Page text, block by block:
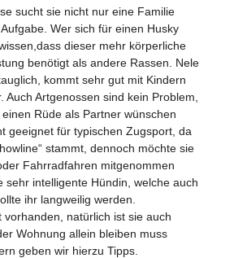
sucht sie nicht nur eine Familie
Wer sich für einen Husky
dieser mehr körperliche
benötigt als andere Rassen. Nele
kommt sehr gut mit Kindern
. Auch Artgenossen sind kein Problem,
Rüde als Partner wünschen
geeignet für typischen Zugsport, da
stammt, dennoch möchte sie
Fahrradfahren mitgenommen
sehr intelligente Hündin, welche auch
ihr langweilig werden.
natürlich ist sie auch
Wohnung allein bleiben muss
geben wir hierzu Tipps.